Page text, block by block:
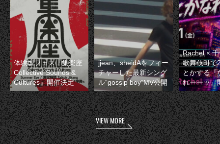
体験型フェス『集楽座
Collective Sounds &
Cultures』開催決定
jjean、sheidAをフィー
チャーした最新シング
ル“gossip boy”MV公開
Rachel ×
歌舞伎町で
とかする『
れーーッ』
VIEW MORE